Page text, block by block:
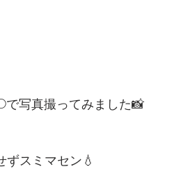
で写真撮ってみました📸
スミマセン💧